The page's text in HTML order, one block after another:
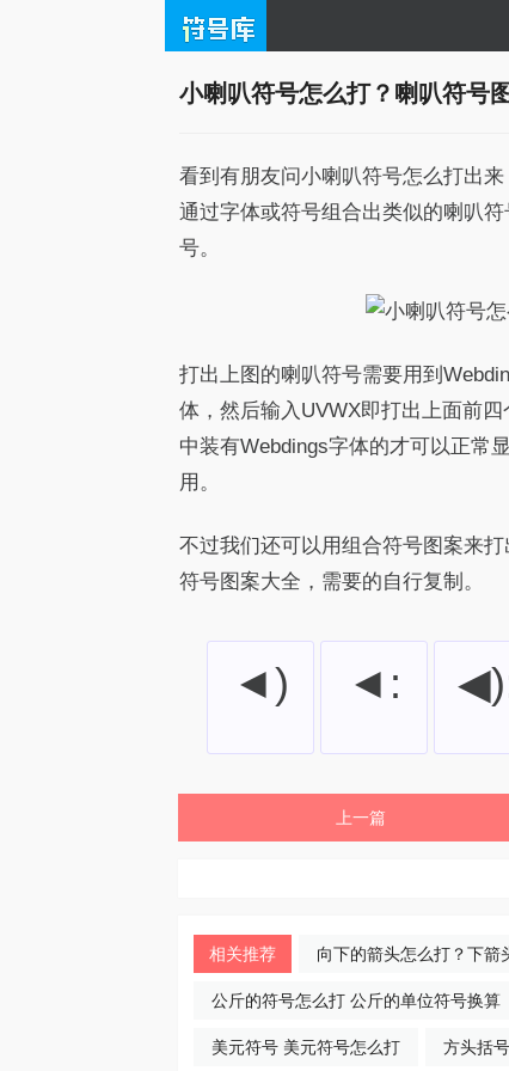
小喇叭符号怎么打？喇叭符号
看到有朋友问小喇叭符号怎么打出
通过字体或符号组合出类似的喇叭
号。
打出上图的喇叭符号需要用到
体，然后输入UVWX即打出上面前
中装有Webdings字体的才可以正常
用。
不过我们还可以用组合符号图案来
符号图案大全，需要的自行复制。
◄) ◄:
上一篇
相关推荐 向下的箭头怎么打？下箭
公斤的符号怎么打 公斤的单位符号换算
美元符号 美元符号怎么打 方头括